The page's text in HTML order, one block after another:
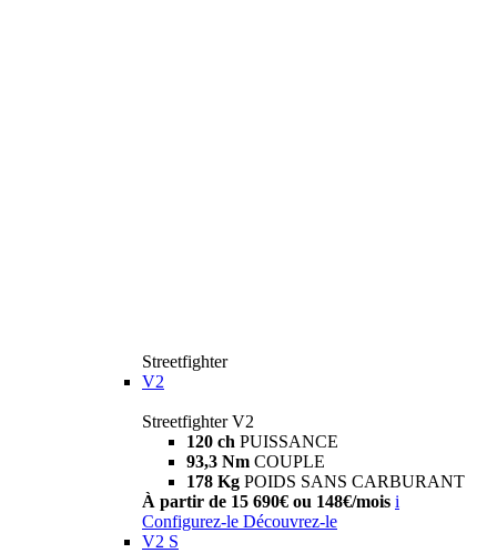
Streetfighter
V2
Streetfighter V2
120 ch PUISSANCE
93,3 Nm COUPLE
178 Kg POIDS SANS CARBURANT
À partir de 15 690€ ou 148€/mois i
Configurez-le Découvrez-le
V2 S